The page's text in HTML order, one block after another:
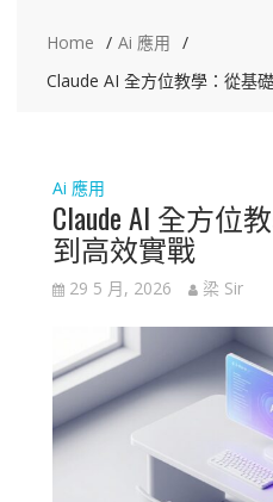
Home
Ai 應用
Claude AI 全方位教學：從基
Ai 應用
Claude AI 全方位
到高效實戰
29 5 月, 2026 梁 Sir